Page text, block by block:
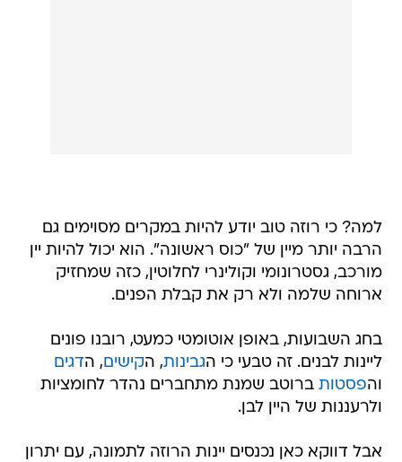
למה? כי רוזה טוב יודע להיות במקרים מסוימים גם
הרבה יותר מיין של "כוס ראשונה". הוא יכול להיות יין
מורכב, גסטרונומי וקולינרי לחלוטין, כזה שמחזיק
ארוחה שלמה ולא רק את קבלת הפנים.
בחג השבועות, באופן אוטומטי כמעט, רובנו פונים
ליינות לבנים. זה טבעי כי הגבינות, הקישים, הדגים
והפסטות ברוטב שמנת מתחברים נהדר לחומציות
ולרעננות של היין לבן.
אבל דווקא כאן נכנסים יינות הרוזה לתמונה, עם יתרון